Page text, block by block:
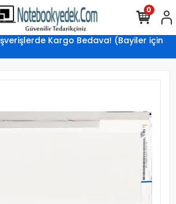
Kargo Bedava! (Bayiler için
0